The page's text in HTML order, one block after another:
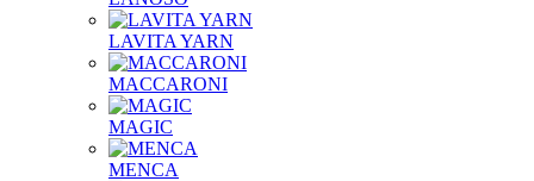
LAVITA YARN
MACCARONI
MAGIC
MENCA